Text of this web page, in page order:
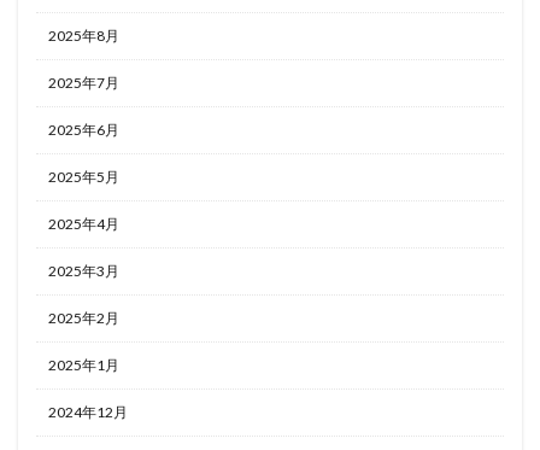
2025年8月
2025年7月
2025年6月
2025年5月
2025年4月
2025年3月
2025年2月
2025年1月
2024年12月